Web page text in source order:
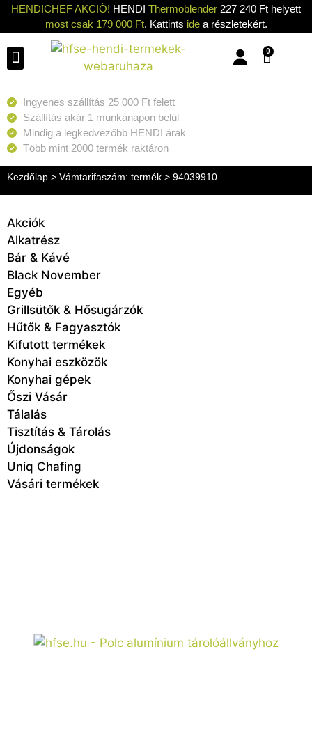
HENDICHEF AKCIÓ! HENDI Thermoblender 227 240 Ft helyett
most csak 179 000 Ft. Kattints idea részletekért.
0
Ingyenes szállítás 25 000 Ft felett
Szállítás akár 1 munkanapon belül
Mindig a legkedvezőbb HENDI árak
Több mint 2000 termék raktáron
Kezdőlap > Vámtarifaszám: termék > 94039910
Akciók
Alkatrész
Bár & Kávé
Black November
Egyéb
Grillsütők & Hősugárzók
Hűtők & Fagyasztók
Kifutott termékek
Konyhai eszközök
Konyhai gépek
Őszi Vásár
Tálalás
Tisztítás & Tárolás
Újdonságok
Uniq Chafing
Vásári termékek